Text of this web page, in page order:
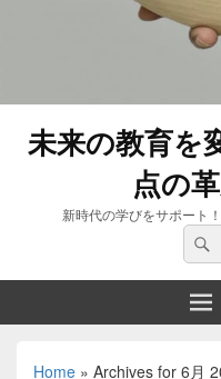
未来の教育を
点の
新時代の学びをサポート
検
索:
Home » Archives for 6月